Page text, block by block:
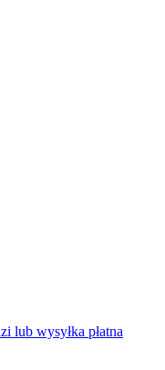
lub wysyłka płatna